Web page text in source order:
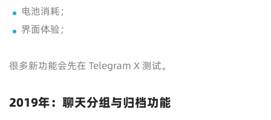
电池消耗；
界面体验；
很多新功能会先在 Telegram X 测试。
2019年：聊天分组与归档功能